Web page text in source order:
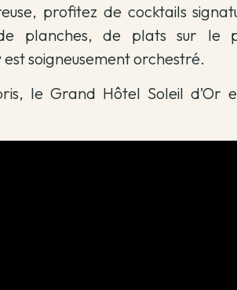
profitez de cocktails
planches, de plats sur le
soigneusement orchestré.
le Grand Hôtel Soleil d’Or